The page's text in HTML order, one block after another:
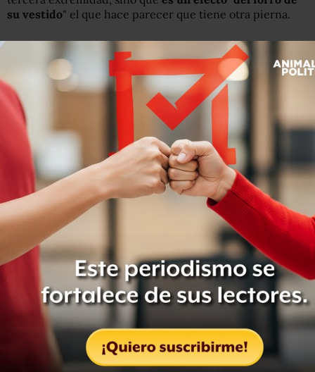
su vestido" el que hace parecer que tiene otra pierna.
https://twitter.com/RWitherspoon/status/
De cualquier manera, la actriz no fue la única que ganó
una extremidad adicional en este número de la revista.
En una fotografía que estuvo publicada en la página web
Vanit , ahora ya retirada, la conductora
Winfrey aparece con una tercera mano.